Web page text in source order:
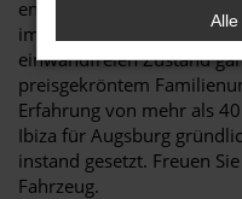
entstehen keinerlei
im besten Sinne des
einwandfreien Zustand
preisgekröntem
Erfahrung von mehr als
Ibiza für Augsburg
instand gesetzt. Freuen
Fahrzeug.